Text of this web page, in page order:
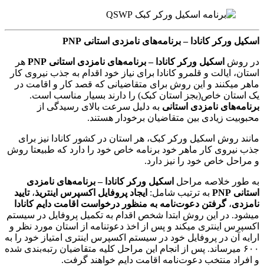
اسکیل ورکر کانادا – برنامه‌های نامزدی استانی PNP
در روش اسکیل ورکر کانادا – برنامه‌های نامزدی استانی PNP
هر
استان، ایالت و قلمرو کانادا برای نیاز خود اقدام به جذب نیروی کار
ماهر میکنند و این روش برای متقاضیانی که قصد کار و اقامت در
یک استان خاص(بجز استان کبک) را دارند بسیار مناسب است.
برنامه‌های نامزدی استانی به دلیل سرعت بالای رسیدگی از
محبوبیت زیادی بین متقاضیان برخودار هستند.
مانند روش اسکیل ورکر کبک، هر استان در کشور کانادا نیز برای
جذب نیروی کار ماهر خود برنامه خاص خود را دارد که طبیعتا روش
و مراحل خاص خود را نیز دارد.
به طور خلاصه مراحل اسکیل ورکر کانادا – برنامه‌های نامزدی
استانی PNP
به ترتیب شامل: ایجاد پروفایل اکسپرس اینتریذ،تایید
نامزدی،گرفتن دعوت‌نامه به منظور درخواست اقامت دایم کانادا
میشود. در این روش ابتدا شخص اقدام به تکمیل پروفایل در سیستم
اکسپرس اینتری میکند و پس از اخذ دعوتنامه از استان مورد نظر و
ارایه آن در پروفایل خود در سیستم اکسپرس اینتری امتیاز خود را به
۶۰۰ میرساند. پس از انجام این مراحل کلیه متقاضیان رتبه‌بندی شده
و افراد منتخب دعوت‌نامه اقامت دایم خواهند گرفت.